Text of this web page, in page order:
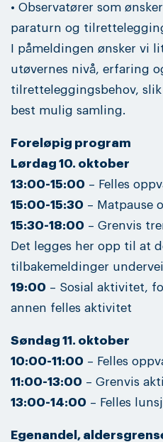
• Observatører som
paraturn og
I påmeldingen ønsker vi
utøvernes nivå, erfaring
tilretteleggingsbehov,
best mulig samling.
Foreløpig program
Lørdag 10. oktober
13:00-15:00 – Felles
15:00-15:30 – Matpause
15:30-18:00 – Grenvis
Det legges her opp til at
tilbakemeldinger
19:00 – Sosial aktivitet,
annen felles aktivitet
Søndag 11. oktober
10:00-11:00 – Felles
11:00-13:00 – Grenvis
13:00-14:00 – Felles
Egenandel,